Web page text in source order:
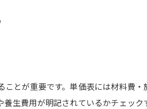
装工事の費用
を実現する方法
は
与える影響
変動のポイント
とが重要です。単価表には材料費
生費用が明記されているかチェッ